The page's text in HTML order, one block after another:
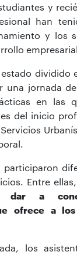
y
han
y los
empresarial.
dividido
una jornada
en las
del inicio
participaron
Entre ellas,
dar a
ofrece a
los